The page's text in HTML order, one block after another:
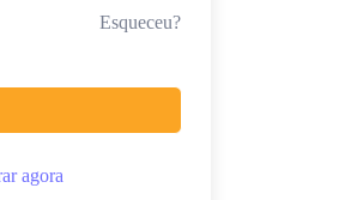
Esqueceu?
agora